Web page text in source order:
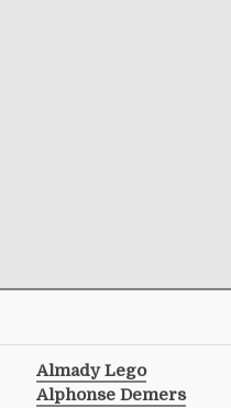
Almady Lego
Alphonse Demers